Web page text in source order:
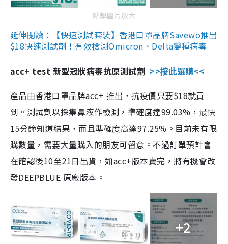
點擊圖片放大
延伸閱讀：【快速測試套裝】香港口罩品牌Savewo推出
$18快速測試劑！有效檢測Omicron、Delta變種病毒
acc+ test 新型冠狀病毒抗原測試劑 >>按此選購<<
產品由香港口罩品牌acc+ 推出，抗疫價只要$18就買
到。測試劑以採集鼻液作檢測，準確度達99.03%，最快
15分鐘知道結果，而且準確度高達97.25%。目前未有限
購數量，需要大量購入的朋友可留意。不過訂單預計會
在確認後10至21日出貨，如acc+版本賣完，將有機會改
發DEEPBLUE 原廠版本。
+2